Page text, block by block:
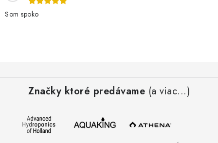
d
Som spoko
Značky ktoré predávame (a viac...)